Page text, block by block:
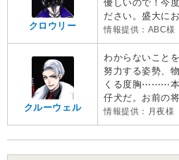
クロウリー
優しいので！今
ださい。盛大に
情報提供：ABC様
クルーウェル
わからないこと
努力する姿勢、
くる度胸⋯⋯⋯本
仔犬だ。お前の
情報提供：月夜様